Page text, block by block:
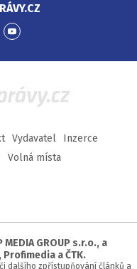
Přejít
YouTube
Vydavatel
Inzerce
Volná místa
GROUP s.r.o., a
a ČTK.
dalšího zpřístupňování článků a